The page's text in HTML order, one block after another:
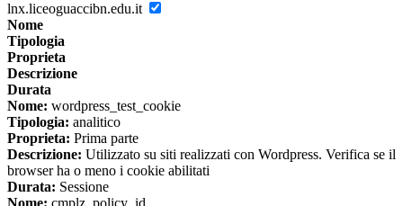
lnx.liceoguaccibn.edu.it
Nome
Tipologia
Proprieta
Descrizione
Durata
Nome: wordpress_test_cookie
Tipologia: analitico
Proprieta: Prima parte
Descrizione: Utilizzato su siti realizzati con Wordpress. Verifica se il
browser ha o meno i cookie abilitati
Durata: Sessione
Nome: cmplz_policy_id